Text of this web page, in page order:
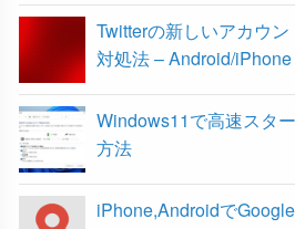
k
Twitterの新しいアカウ
対処法 – Android/iPhone
Windows11で高速スタ
方法
iPhone,Androidで